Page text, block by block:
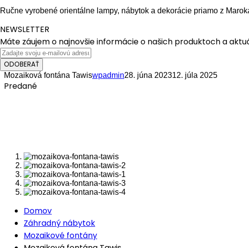
Ručne vyrobené orientálne lampy, nábytok a dekorácie priamo z
NEWSLETTER
Máte záujem o najnovšie informácie o našich produktoch a
ODOBERAŤ
Mozaiková fontána Tawiswpadmin28. júna 202312. júla 2025
Predané
Domov
Záhradný nábytok
Mozaikové fontány